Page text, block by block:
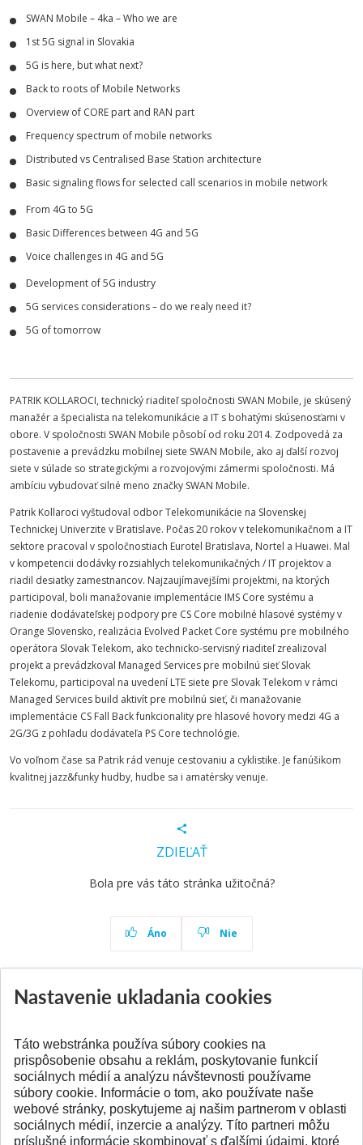
SWAN Mobile – 4ka – Who we are
1st 5G signal in Slovakia
5G is here, but what next?
Back to roots of Mobile Networks
Overview of CORE part and RAN part
Frequency spectrum of mobile networks
Distributed vs Centralised Base Station architecture
Basic signaling flows for selected call scenarios in mobile network
From 4G to 5G
Basic Differences between 4G and 5G
Voice challenges in 4G and 5G
Development of 5G industry
5G services considerations – do we realy need it?
5G of tomorrow
PATRIK KOLLAROCI, technický riaditeľ spoločnosti SWAN Mobile, je skúsený
manažér a špecialista na telekomunikácie a IT s bohatými skúsenosťami v
obore. V spoločnosti SWAN Mobile pôsobí od roku 2014. Zodpovedá za
postavenie a prevádzku mobilnej siete SWAN Mobile, ako aj ďalší rozvoj
siete v súlade so strategickými a rozvojovými zámermi spoločnosti. Má
ambíciu vybudovať silné meno značky SWAN Mobile.
Patrik Kollaroci vyštudoval odbor Telekomunikácie na Slovenskej
Technickej Univerzite v Bratislave. Počas 20 rokov v telekomunikačnom a IT
sektore pracoval v spoločnostiach Eurotel Bratislava, Nortel a Huawei. Mal
v kompetencii dodávky rozsiahlych telekomunikačných / IT projektov a
riadil desiatky zamestnancov. Najzaujímavejšími projektmi, na ktorých
participoval, boli manažovanie implementácie IMS Core systému a
riadenie dodávateľskej podpory pre CS Core mobilné hlasové systémy v
Orange Slovensko, realizácia Evolved Packet Core systému pre mobilného
operátora Slovak Telekom, ako technicko-servisný riaditeľ zrealizoval
projekt a prevádzkoval Managed Services pre mobilnú sieť Slovak
Telekomu, participoval na uvedení LTE siete pre Slovak Telekom v rámci
Managed Services build aktivít pre mobilnú sieť, či manažovanie
implementácie CS Fall Back funkcionality pre hlasové hovory medzi 4G a
2G/3G z pohľadu dodávateľa PS Core technológie.
Vo voľnom čase sa Patrik rád venuje cestovaniu a cyklistike. Je fanúšikom
kvalitnej jazz&funky hudby, hudbe sa i amatérsky venuje.
ZDIEĽAŤ
Bola pre vás táto stránka užitočná?
Áno Nie
SPÄŤ NA VRCH
Nastavenie ukladania cookies
Táto webstránka používa súbory cookies na
prispôsobenie obsahu a reklám, poskytovanie funkcií
sociálnych médií a analýzu návštevnosti používame
súbory cookie. Informácie o tom, ako používate naše
webové stránky, poskytujeme aj našim partnerom v oblasti
sociálnych médií, inzercie a analýzy. Títo partneri môžu
príslušné informácie skombinovať s ďalšími údajmi, ktoré